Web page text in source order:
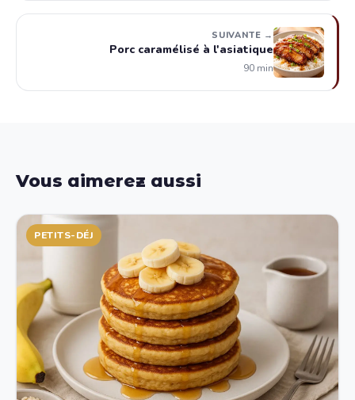
SUIVANTE →
Porc caramélisé à l'asiatique
90 min
Vous aimerez aussi
PETITS-DÉJ